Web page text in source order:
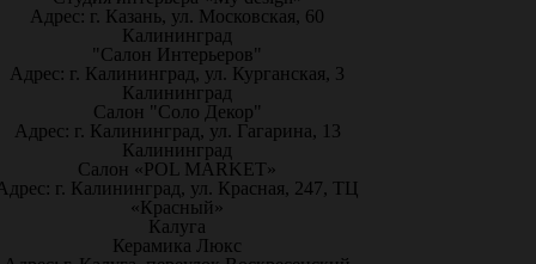
Адрес: г. Казань, ул. Московская, 60
Калининград
"Салон Интерьеров"
Адрес: г. Калининград, ул. Курганская, 3
Калининград
Салон "Соло Декор"
Адрес: г. Калининград, ул. Гагарина, 13
Калининград
Салон «POL MARKET»
г. Калининград, ул. Красная, 247, ТЦ
«Красный»
Калуга
Керамика Люкс